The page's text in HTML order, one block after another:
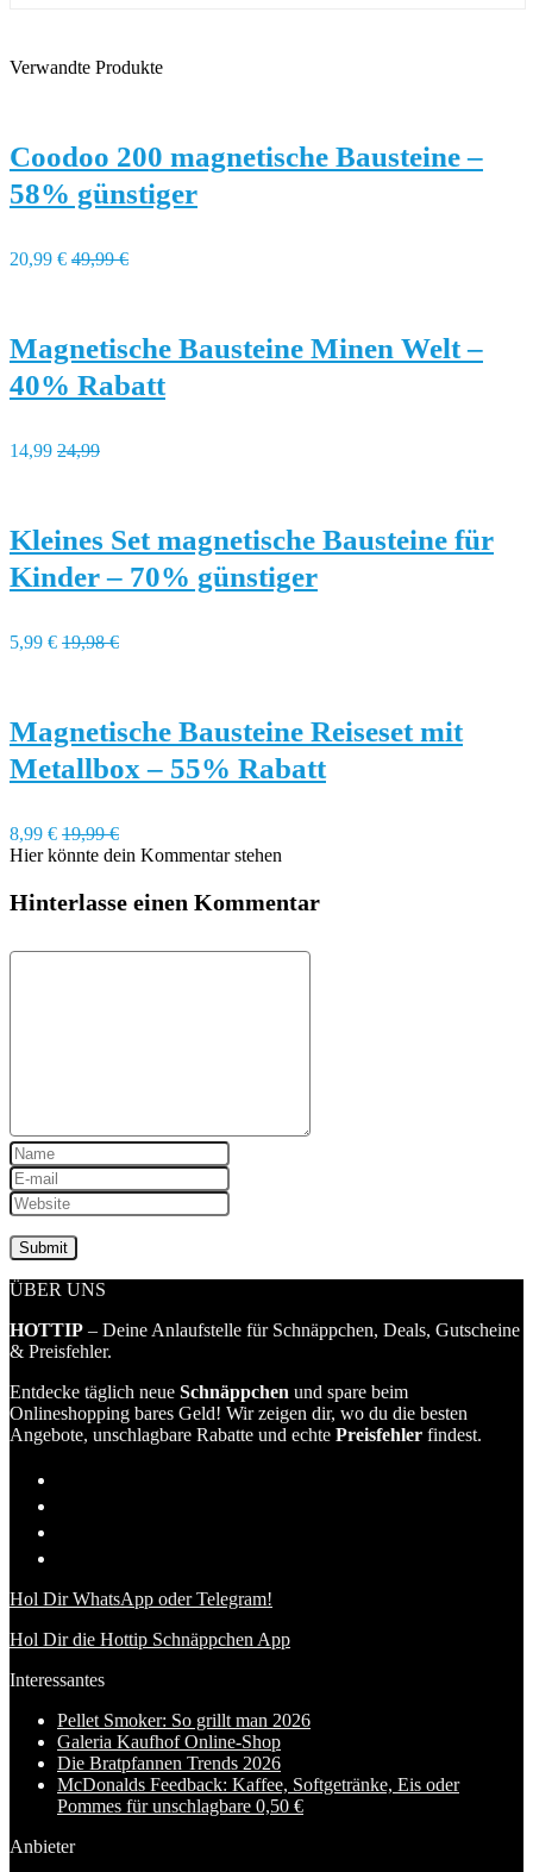
Verwandte Produkte
Coodoo 200 magnetische Bausteine –
58% günstiger
20,99 € 49,99 €
Magnetische Bausteine Minen Welt –
40% Rabatt
14,99 24,99
Kleines Set magnetische Bausteine für
Kinder – 70% günstiger
5,99 € 19,98 €
Magnetische Bausteine Reiseset mit
Metallbox – 55% Rabatt
8,99 € 19,99 €
Hier könnte dein Kommentar stehen
Hinterlasse einen Kommentar
ÜBER UNS
HOTTIP – Deine Anlaufstelle für Schnäppchen, Deals, Gutscheine
& Preisfehler.
Entdecke täglich neue Schnäppchen und spare beim
Onlineshopping bares Geld! Wir zeigen dir, wo du die besten
Angebote, unschlagbare Rabatte und echte Preisfehler findest.
Hol Dir WhatsApp oder Telegram!
Hol Dir die Hottip Schnäppchen App
Interessantes
Pellet Smoker: So grillt man 2026
Galeria Kaufhof Online-Shop
Die Bratpfannen Trends 2026
McDonalds Feedback: Kaffee, Softgetränke, Eis oder
Pommes für unschlagbare 0,50 €
Anbieter